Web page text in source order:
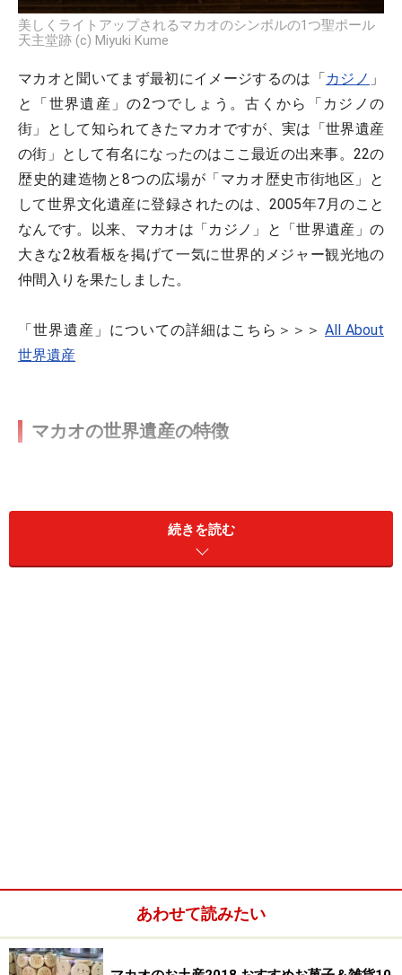
美しくライトアップされるマカオのシンボルの1つ聖ポール
天主堂跡 (c) Miyuki Kume
マカオと聞いてまず最初にイメージするのは「カジノ 」
と「世界遺産」の2つでしょう。古くから「カジノの
街」として知られてきたマカオですが、実は「世界遺産
の街」として有名になったのはここ最近の出来事。22の
歴史的建造物と8つの広場が「マカオ歴史市街地区」と
して世界文化遺産に登録されたのは、2005年7月のこと
なんです。以来、マカオは「カジノ」と「世界遺産」の
大きな2枚看板を掲げて一気に世界的メジャー観光地の
仲間入りを果たしました。
「世界遺産」についての詳細はこちら＞＞＞ All About
世界遺産
マカオの世界遺産の特徴
的・宗教的建築物と8つの広場を含む地域一帯が「マカ
オ歴史的市街地区」として中国で31番目の世界遺産に登
録。マカオ歴史的市街地区が世界文化遺産登録に至った
理由は、約400年にもわたる長い年月の間に育まれた中
続きを読む
あわせて読みたい